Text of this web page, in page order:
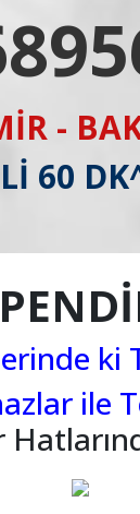
-
60
ki
ile